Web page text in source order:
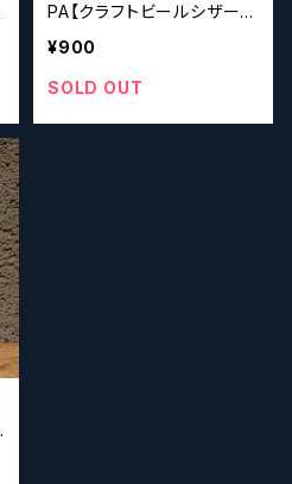
PA【クラフトビールシザー
ズ】
¥900
SOLD OUT